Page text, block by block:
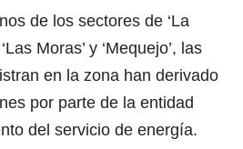
de los sectores de ‘La
Moras’ y ‘Mequejo’, las
en la zona han derivado
por parte de la entidad
del servicio de energía.